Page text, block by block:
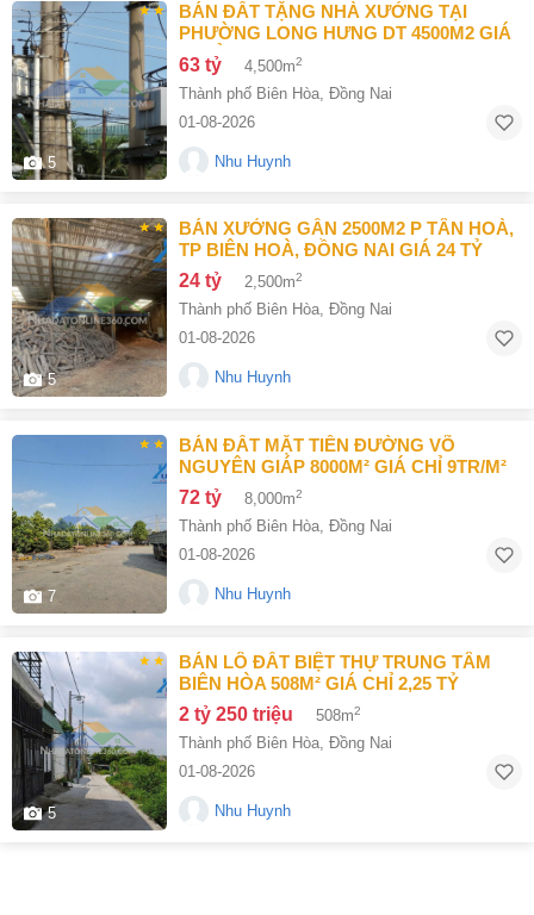
5
BÁN ĐẤT TẶNG NHÀ XƯỞNG TẠI
PHƯỜNG LONG HƯNG DT 4500M2 GIÁ
63 TỶ
63 tỷ 4,500m2
Thành phố Biên Hòa, Đồng Nai
01-08-2026
Nhu Huynh
5
BÁN XƯỞNG GẦN 2500M2 P TÂN HOÀ,
TP BIÊN HOÀ, ĐỒNG NAI GIÁ 24 TỶ
24 tỷ 2,500m2
Thành phố Biên Hòa Đồng Nai
01-08-2026
Nhu Huynh
7
BÁN ĐẤT MẶT TIỀN ĐƯỜNG VÕ
NGUYÊN GIÁP 8000M² GIÁ CHỈ 9TR/M²
72 tỷ 8,000m2
Thành phố Biên Hòa Đồng Nai
01-08-2026
Nhu Huynh
5
BÁN LÔ ĐẤT BIỆT THỰ TRUNG TÂM
BIÊN HÒA 508M² GIÁ CHỈ 2,25 TỶ
2 tỷ 250 triệu 508m2
Thành phố Biên Hòa Đồng Nai
01-08-2026
Nhu Huynh